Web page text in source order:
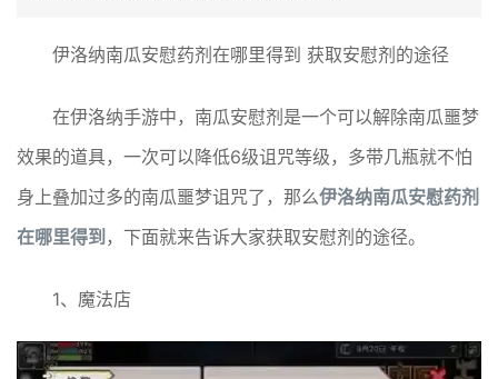
伊洛纳南瓜安慰药剂在哪里得到 获取安慰剂的途径
在伊洛纳手游中，南瓜安慰剂是一个可以解除南瓜噩梦
效果的道具，一次可以降低6级诅咒等级，多带几瓶就不怕
身上叠加过多的南瓜噩梦诅咒了，那么伊洛纳南瓜安慰药剂
在哪里得到 ，下面就来告诉大家获取安慰剂的途径。
1、魔法店